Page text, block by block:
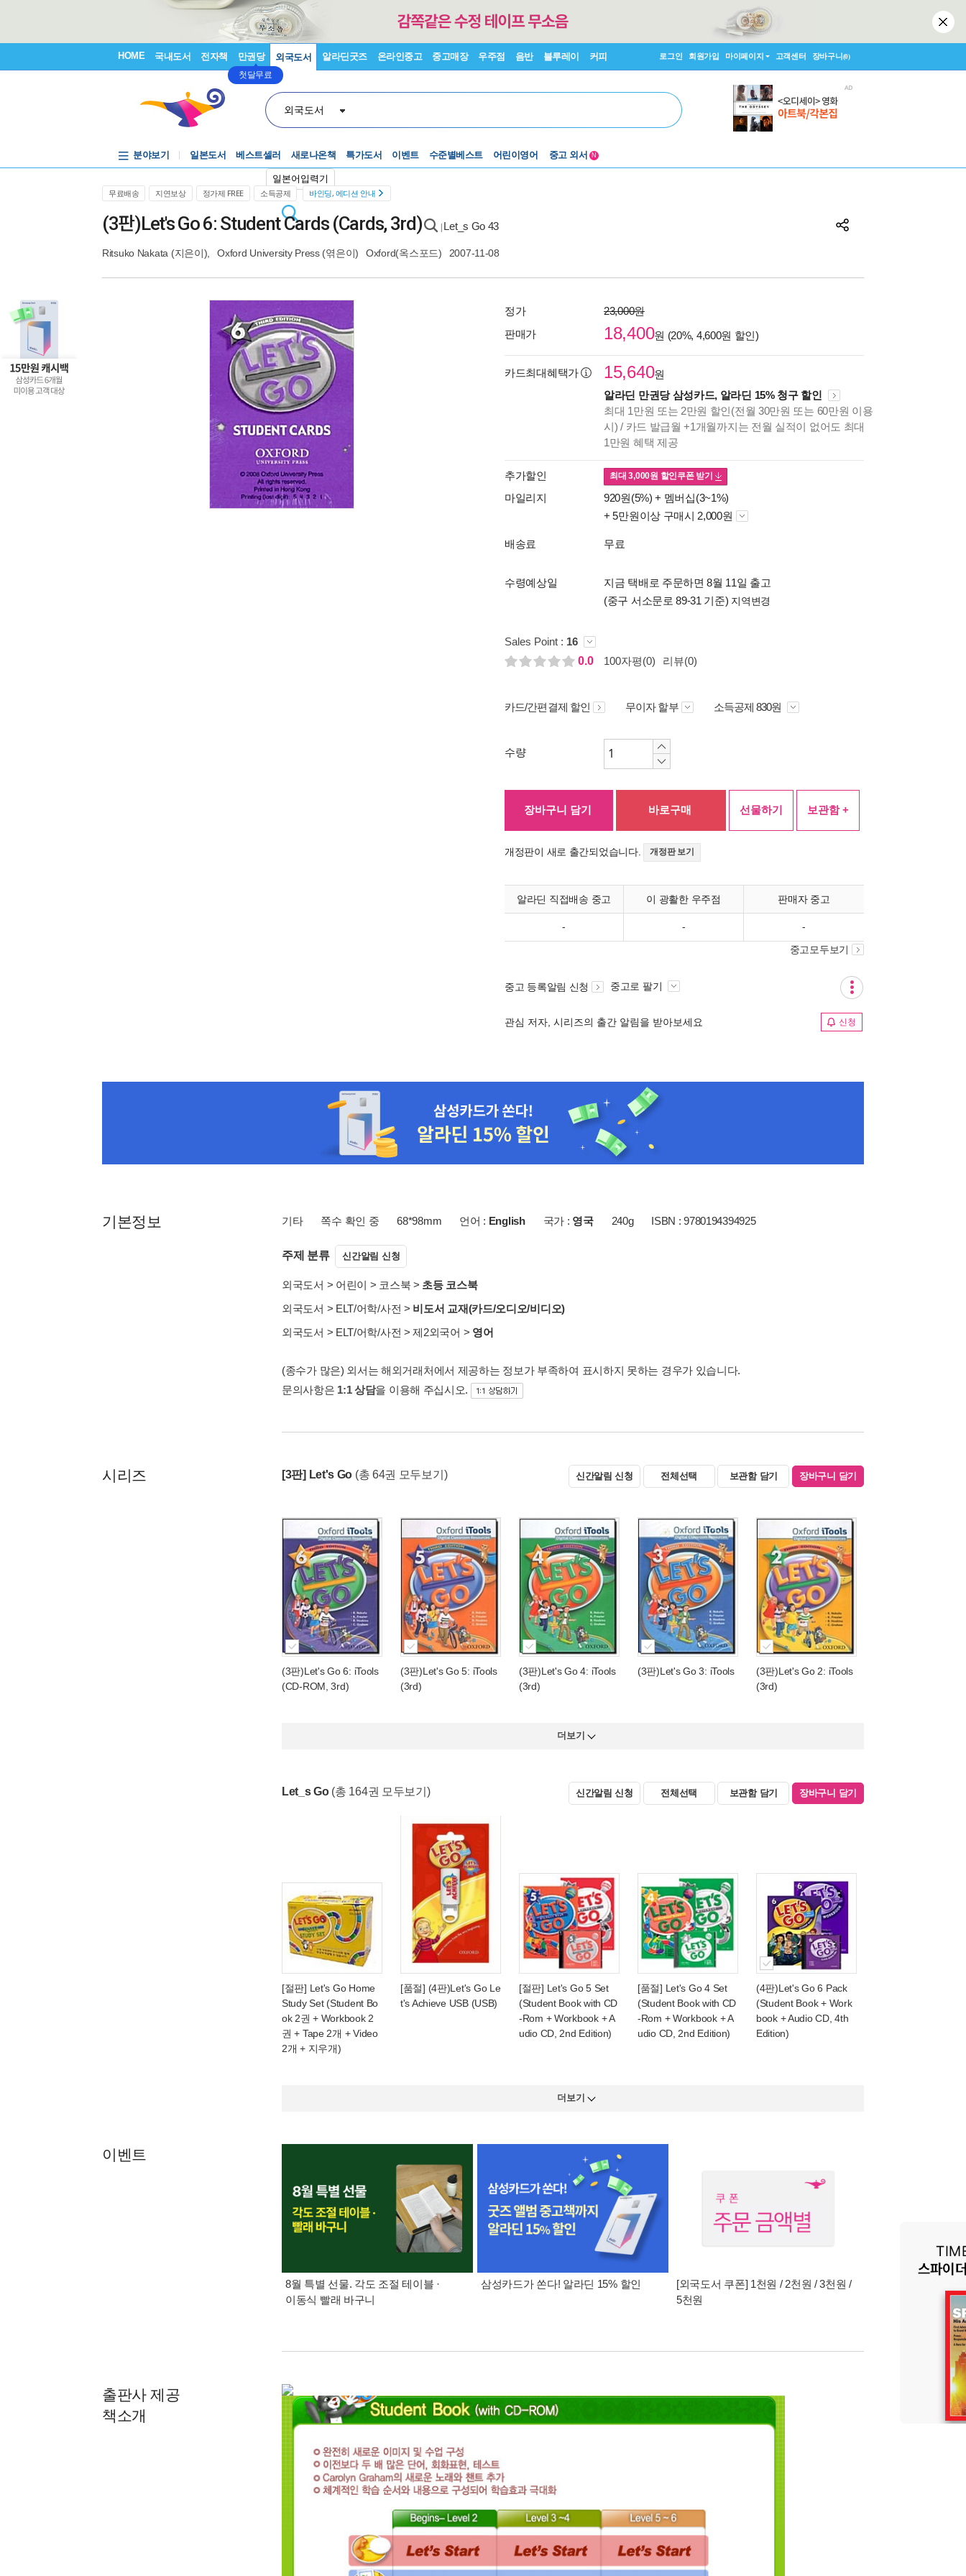
HOME 국내도서 전자책 만권당
첫달무료
외국도서 알라딘굿즈 온라인중고 중고매장 우주점 음반 블루레이 커피 로그인 회원가입 마이페이지 고객센터 장바구니(0)
외국도서
일본어입력기
분야보기 일본도서 베스트셀러 새로나온책 특가도서 이벤트
Lexile®
어린이영어
5백원부터
N
무료배송 지연보상 정가제 FREE 소득공제 바인딩, 에디션 안내
(3판)Let's Go 6: Student Cards (Cards, 3rd) Let_s Go 43
Ritsuko Nakata (지은이), Oxford University Press(엮은이) Oxford(옥스포드) 2007-11-08
정가
23,000원
판매가
18,400원 (20%, 4,600원 할인)
카드최대혜택가 15,640원
알라딘 만권당 삼성카드, 알라딘 15% 청구 할인
최대 1만원 또는 2만원 할인(전월 30만원 또는 60만원 이용
시) / 카드 발급월 +1개월까지는 전월 실적이 없어도 최대
1만원 혜택 제공
추가할인 최대3,000원 할인쿠폰 받기
마일리지 920원(5%) + 멤버십(3~1%)
+ 5만원이상 구매시 2,000원
배송료 무료
수령예상일
지금 택배로 주문하면 8월 11일 출고
(중구 서소문로 89-31 기준) 지역변경
Sales Point : 16
0.0
100자평(0) 리뷰(0)
카드/간편결제 할인 무이자 할부 소득공제 830원
수량
장바구니 담기 바로구매 선물하기 보관함 +
개정판이 새로 출간되었습니다. 개정판 보기
알라딘 직접배송 중고 이 광활한 우주점 판매자 중고
- - -
중고모두보기
중고 등록알림 신청 중고로 팔기
관심 저자, 시리즈의 출간 알림을 받아보세요 신청
기본정보 기타 쪽수 확인 중 68*98mm 언어 : English 국가 : 영국 240g ISBN : 9780194394925
주제 분류 신간알림 신청
외국도서 > 어린이 > 코스북 > 초등 코스북
외국도서 > ELT/어학/사전 > 비도서 교재(카드/오디오/비디오)
외국도서 > ELT/어학/사전 >제2외국어 > 영어
(종수가 많은) 외서는 해외거래처에서 제공하는 정보가 부족하여 표시하지 못하는 경우가 있습니다.
문의사항은 1:1 상담을 이용해 주십시오.
시리즈 [3판] Let's Go (총 64권 모두보기) 신간알림 신청 전체선택 보관함 담기 장바구니 담기
(3판)Let's Go 6: iTools
(CD-ROM, 3rd)
(3판)Let's Go 5: iTools
(3rd)
(3판)Let's Go 4: iTools
(3rd)
(3판)Let's Go 3: iTools
(3판)Let's Go 2: iTools
(3rd)
더보기
Let_s Go (총 164권 모두보기) 신간알림 신청 전체선택 보관함 담기 장바구니 담기
[절판] Let's Go Home
Study Set (Student Bo
ok 2권 + Workbook 2
권 + Tape 2개 + Video
2개 + 지우개)
[품절] (4판)Let's Go Le
t's Achieve USB (USB)
[절판] Let's Go 5 Set
(Student Book with CD
-Rom + Workbook + A
udio CD, 2nd Edition)
[품절] Let's Go 4 Set
(Student Book with CD
-Rom + Workbook + A
udio CD, 2nd Edition)
(4판)Let's Go 6 Pack
(Student Book + Work
book + Audio CD, 4th
Edition)
더보기
이벤트
8월 특별 선물. 각도 조절 테이블 ·
이동식 빨래 바구니
삼성카드가 쏜다! 알라딘 15% 할인
[외국도서 쿠폰] 1천원 / 2천원 / 3천원 /
5천원
출판사 제공
책소개